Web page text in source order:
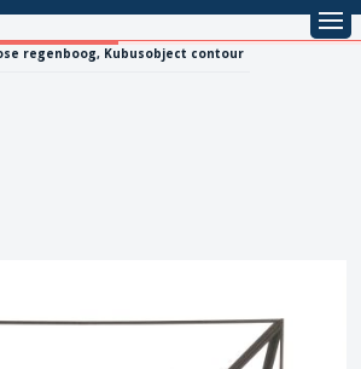
regenboog, Kubusobject contour